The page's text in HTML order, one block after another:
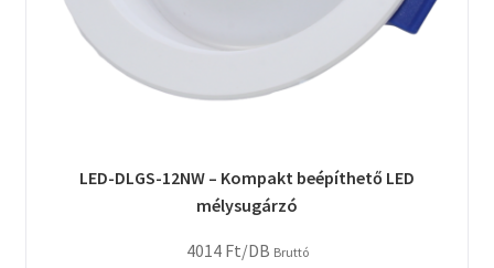
LED-DLGS-12NW – Kompakt beépíthető LED
mélysugárzó
4014 Ft/DB Bruttó